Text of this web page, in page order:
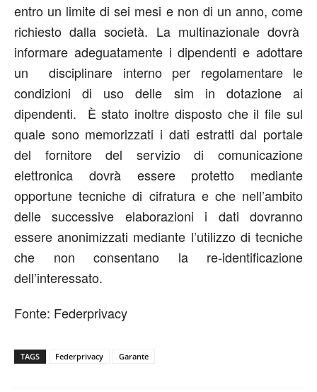
entro un limite di sei mesi e non di un anno, come
richiesto dalla società. La multinazionale dovrà
informare adeguatamente i dipendenti e adottare
un disciplinare interno per regolamentare le
condizioni di uso delle sim in dotazione ai
dipendenti. È stato inoltre disposto che il file sul
quale sono memorizzati i dati estratti dal portale
del fornitore del servizio di comunicazione
elettronica dovrà essere protetto mediante
opportune tecniche di cifratura e che nell’ambito
delle successive elaborazioni i dati dovranno
essere anonimizzati mediante l’utilizzo di tecniche
che non consentano la re-identificazione
dell’interessato.
Fonte: Federprivacy
TAGS Federprivacy Garante